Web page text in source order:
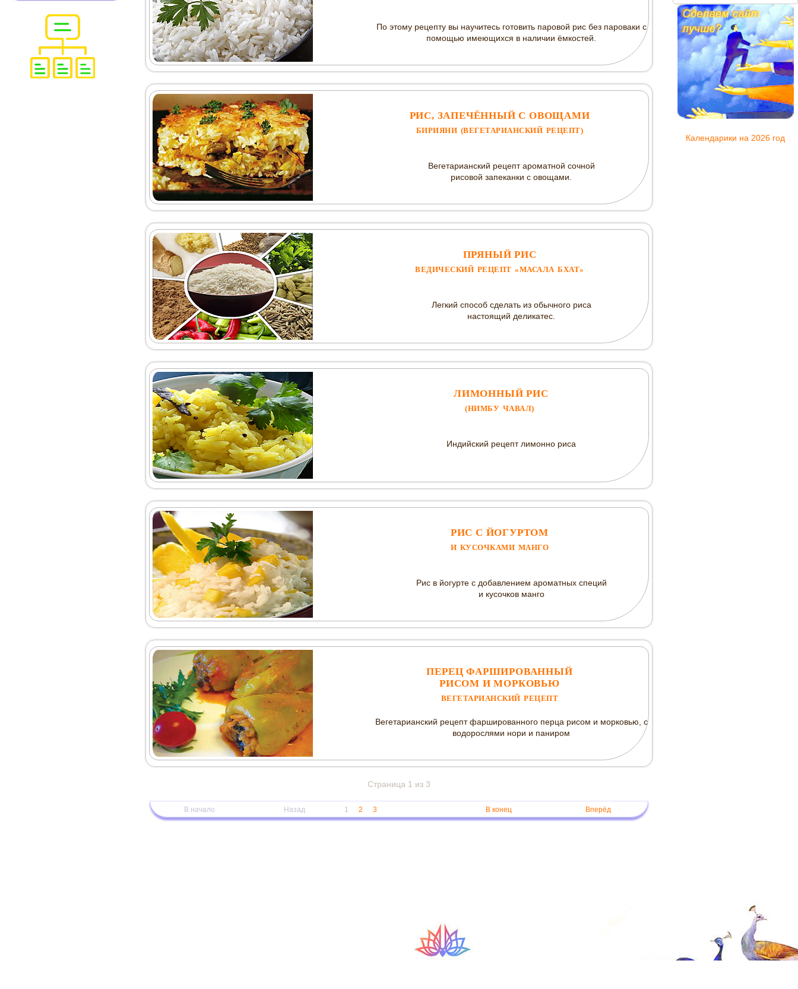
По этому рецепту вы научитесь готовить паровой рис без пароваки с
помощью имеющихся в наличии ёмкостей.
РИС, ЗАПЕЧЁННЫЙ С ОВОЩАМИ
БИРИЯНИ (ВЕГЕТАРИАНСКИЙ РЕЦЕПТ)
Вегетарианский рецепт ароматной сочной
рисовой запеканки с овощами.
ПРЯНЫЙ РИС
ВЕДИЧЕСКИЙ РЕЦЕПТ «МАСАЛА БХАТ»
Легкий способ сделать из обычного риса
настоящий деликатес.
ЛИМОННЫЙ РИС
(НИМБУ ЧАВАЛ)
Индийский рецепт лимонно риса
РИС С ЙОГУРТОМ
И КУСОЧКАМИ МАНГО
Рис в йогурте с добавлением ароматных специй
и кусочков манго
ПЕРЕЦ ФАРШИРОВАННЫЙ
РИСОМ И МОРКОВЬЮ
ВЕГЕТАРИАНСКИЙ РЕЦЕПТ
Вегетарианский рецепт фаршированного перца рисом и морковью, с
водорослями нори и паниром
Страница 1 из 3
В начало Назад 1 2 3 Вперёд
В конец
Календарики на 2026 год